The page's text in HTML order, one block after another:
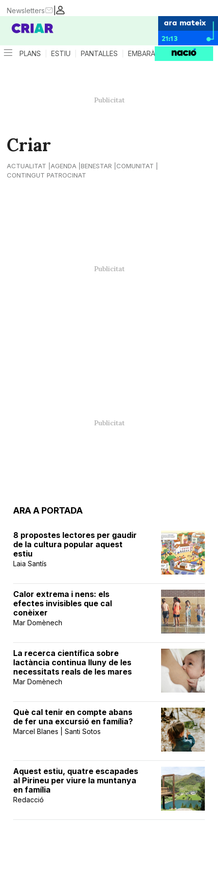
|
Newsletters
ara mateix
21:13
PLANS ESTIU PANTALLES EMBARÀS CRIANÇA
Criar
ACTUALITAT AGENDA BENESTAR
COMUNITAT
CONTINGUT PATROCINAT
ARA A PORTADA
8 propostes lectores per gaudir
de la cultura popular aquest
estiu
Laia Santís
Calor extrema i nens: els
efectes invisibles que cal
conèixer
Mar Domènech
La recerca científica sobre
lactància continua lluny de les
necessitats reals de les mares
Mar Domènech
Què cal tenir en compte abans
de fer una excursió en família?
Marcel Blanes | Santi Sotos
Aquest estiu, quatre escapades
al Pirineu per viure la muntanya
en família
Redacció